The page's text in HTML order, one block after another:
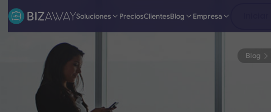
Soluciones PreciosClientesBlog Empresa
Blog